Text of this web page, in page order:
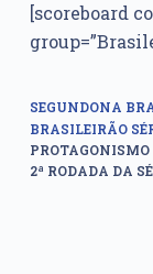
[scoreboard
SEGUNDONA
BRASILEIRÃO
2ª RODADA DA